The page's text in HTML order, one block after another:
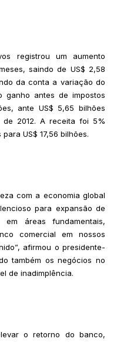
registrou um aumento
saindo de US$ 2,58
da conta a variação do
ganho antes de impostos
ante US$ 5,65 bilhões
de 2012. A receita foi 5%
US$ 17,56 bilhões.
com a economia global
para expansão de
áreas fundamentais,
comercial em nossos
afirmou o presidente-
também os negócios no
de inadimplência.
o retorno do banco,